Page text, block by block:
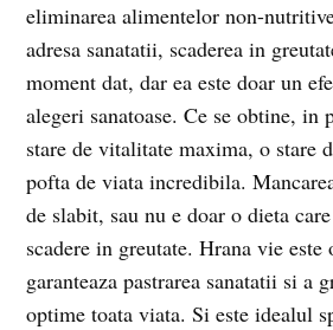
eliminarea alimentelor non-
adresa sanatatii, scaderea in
moment dat, dar ea este doar un
alegeri sanatoase. Ce se obtine, in
stare de vitalitate maxima, o stare
pofta de viata incredibila.
de slabit, sau nu e doar o dieta
scadere in greutate. Hrana vie este
garanteaza pastrarea sanatatii si a
optime toata viata. Si este idealul